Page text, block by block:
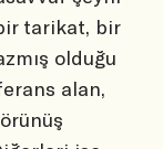
tarikat, bir
olduğu
alan,